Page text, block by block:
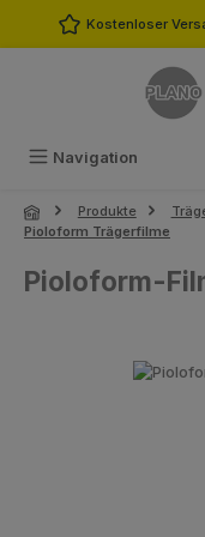
Zum Hauptinhalt springen
Kostenloser
Navigation
Produkte
Pioloform Trägerfilme
Pioloform-
Bildergalerie